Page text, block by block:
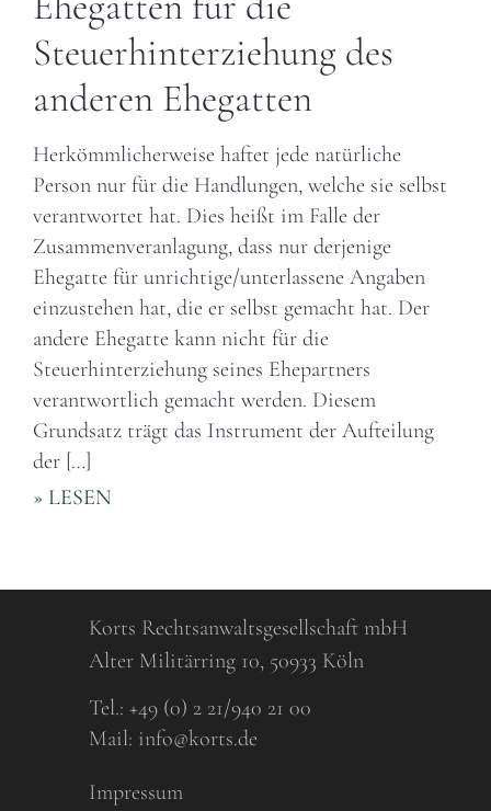
Steuerhinterziehung des
anderen Ehegatten
Herkömmlicherweise haftet jede natürliche
Person nur für die Handlungen, welche sie selbst
verantwortet hat. Dies heißt im Falle der
Zusammenveranlagung, dass nur derjenige
Ehegatte für unrichtige/unterlassene Angaben
einzustehen hat, die er selbst gemacht hat. Der
andere Ehegatte kann nicht für die
Steuerhinterziehung seines Ehepartners
verantwortlich gemacht werden. Diesem
Grundsatz trägt das Instrument der Aufteilung
der […]
» LESEN
Korts Rechtsanwaltsgesellschaft mbH
Alter Militärring 10, 50933 Köln
Tel.: +49 (0) 2 21/940 21 00
Mail: info@korts.de
Impressum